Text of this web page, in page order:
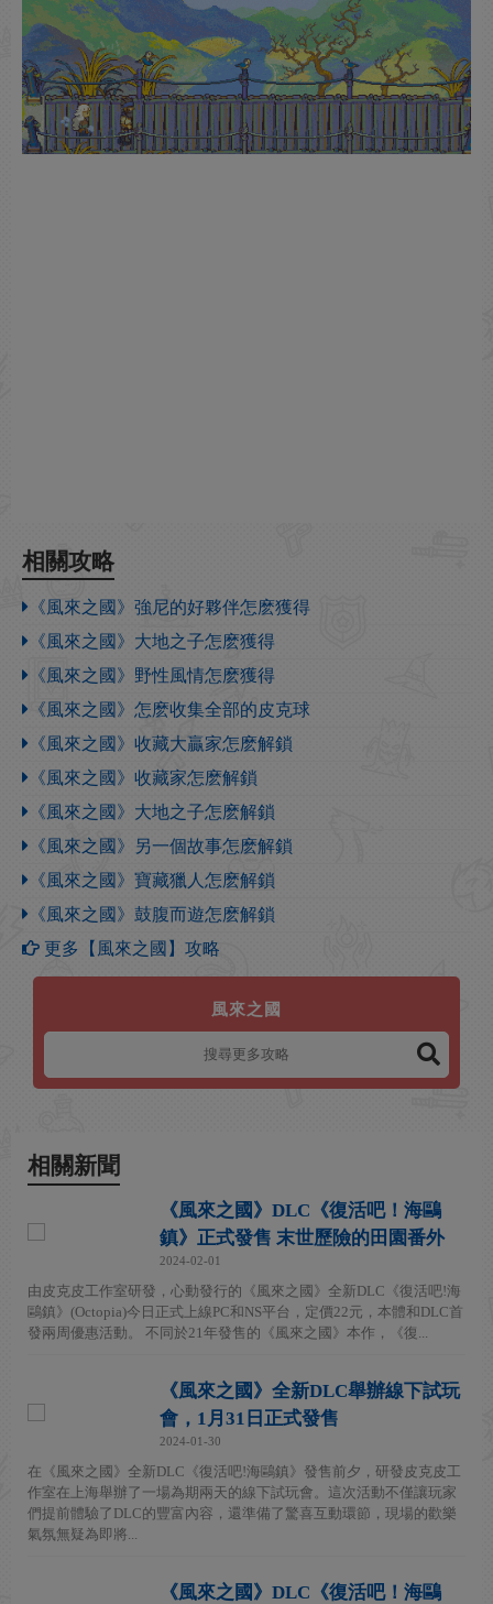
相關攻略
《風來之國》強尼的好夥伴怎麽獲得
《風來之國》大地之子怎麽獲得
《風來之國》野性風情怎麽獲得
《風來之國》怎麽收集全部的皮克球
《風來之國》收藏大贏家怎麽解鎖
《風來之國》收藏家怎麽解鎖
《風來之國》大地之子怎麽解鎖
《風來之國》另一個故事怎麽解鎖
《風來之國》寶藏獵人怎麽解鎖
《風來之國》鼓腹而遊怎麽解鎖
更多【風來之國】攻略
風來之國
相關新聞
《風來之國》DLC《復活吧！海鷗
鎮》正式發售 末世歷險的田園番外
2024-02-01
由皮克皮工作室研發，心動發行的《風來之國》全新DLC《復活吧!海
鷗鎮》(Octopia)今日正式上線PC和NS平台，定價22元，本體和DLC首
發兩周優惠活動。 不同於21年發售的《風來之國》本作，《復...
《風來之國》全新DLC舉辦線下試玩
會，1月31日正式發售
2024-01-30
在《風來之國》全新DLC《復活吧!海鷗鎮》發售前夕，研發皮克皮工
作室在上海舉辦了一場為期兩天的線下試玩會。這次活動不僅讓玩家
們提前體驗了DLC的豐富內容，還準備了驚喜互動環節，現場的歡樂
氣氛無疑為即將...
《風來之國》DLC《復活吧！海鷗